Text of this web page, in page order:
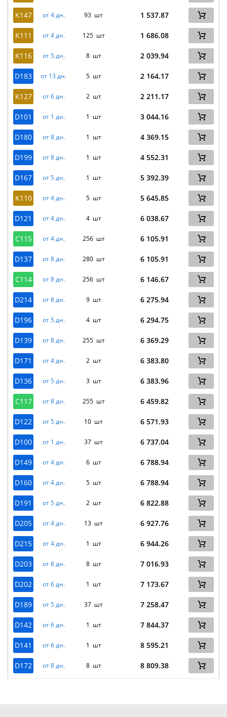
K147 от 4 дн. 93 шт 1 537.87
K111 от 4 дн. 125 шт 1 686.08
K116 от 5 дн. 8 шт 2 039.94
D183 от 13 дн. 5 шт 2 164.17
K127 от 6 дн. 2 шт 2 211.17
D101 от 1 дн. 1 шт 3 044.16
D180 от 8 дн. 1 шт 4 369.15
D199 от 8 дн. 1 шт 4 552.31
D167 от 5 дн. 1 шт 5 392.39
K110 от 4 дн. 5 шт 5 645.85
D121 от 4 дн. 4 шт 6 038.67
C115 от 4 дн. 256 шт 6 105.91
D137 от 8 дн. 280 шт 6 105.91
C114 от 8 дн. 256 шт 6 146.67
D214 от 8 дн. 9 шт 6 275.94
D196 от 5 дн. 4 шт 6 294.75
D139 от 8 дн. 255 шт 6 369.29
D171 от 4 дн. 2 шт 6 383.80
D136 от 5 дн. 3 шт 6 383.96
C117 от 8 дн. 255 шт 6 459.82
D122 от 5 дн. 10 шт 6 571.93
D100 от 1 дн. 37 шт 6 737.04
D149 от 4 дн. 6 шт 6 788.94
D160 от 4 дн. 5 шт 6 788.94
D191 от 5 дн. 2 шт 6 822.88
D205 от 4 дн. 13 шт 6 927.76
D215 от 4 дн. 1 шт 6 944.26
D203 от 8 дн. 8 шт 7 016.93
D202 от 6 дн. 1 шт 7 173.67
D189 от 5 дн. 37 шт 7 258.47
D142 от 6 дн. 1 шт 7 844.37
D141 от 6 дн. 1 шт 8 595.21
D172 от 8 дн. 8 шт 8 809.38